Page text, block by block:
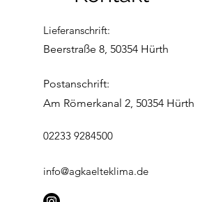
Lieferanschrift:
Beerstraße 8, 50354 Hürth
Postanschrift:
Am Römerkanal 2, 50354 Hürth
02233 9284500
info@agkaelteklima.de